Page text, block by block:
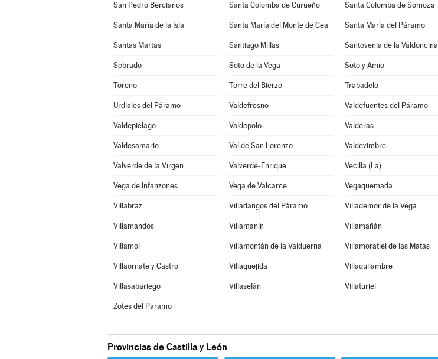
San Pedro Bercianos Santa Colomba de Curueño Santa Colomba de Somoza
Santa María de la Isla Santa María del Monte de Cea Santa María del Páramo
Santas Martas Santiago Millas Santovenia de la Valdoncina
Sobrado Soto de la Vega Soto y Amío
Toreno Torre del Bierzo Trabadelo
Urdiales del Páramo Valdefresno Valdefuentes del Páramo
Valdepiélago Valdepolo Valderas
Valdesamario Val de San Lorenzo Valdevimbre
Valverde de la Virgen Valverde-Enrique Vecilla (La)
Vega de Infanzones Vega de Valcarce Vegaquemada
Villabraz Villadangos del Páramo Villademor de la Vega
Villamandos Villamanín Villamañán
Villamol Villamontán de la Valduerna Villamoratiel de las Matas
Villaornate y Castro Villaquejida Villaquilambre
Villasabariego Villaselán Villaturiel
Zotes del Páramo
Provincias de Castilla y León